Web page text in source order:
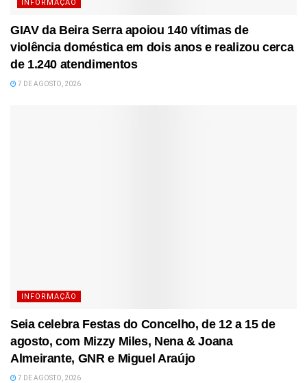
INFORMAÇÃO
GIAV da Beira Serra apoiou 140 vítimas de
violência doméstica em dois anos e realizou cerca
de 1.240 atendimentos
7 DE AGOSTO, 2026
INFORMAÇÃO
Seia celebra Festas do Concelho, de 12 a 15 de
agosto, com Mizzy Miles, Nena & Joana
Almeirante, GNR e Miguel Araújo
7 DE AGOSTO, 2026